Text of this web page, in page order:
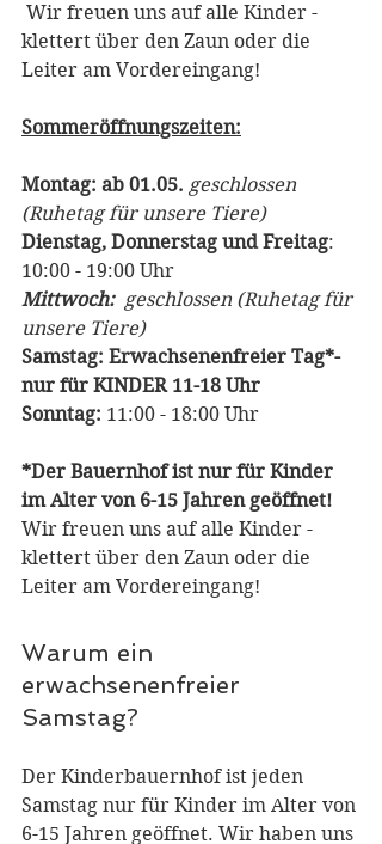
Wir freuen uns auf alle Kinder -
klettert über den Zaun oder die
Leiter am Vordereingang!
Sommeröffnungszeiten:
Montag: ab 01.05. geschlossen
(Ruhetag für unsere Tiere)
Dienstag, Donnerstag und Freitag:
10:00 - 19:00 Uhr
Mittwoch:
  geschlossen (Ruhetag für
unsere Tiere)
Samstag: Erwachsenenfreier Tag*-
nur für KINDER 11-18 Uhr
Sonntag: 11:00 - 18:00 Uhr
*Der Bauernhof ist nur für Kinder
im Alter von 6-15 Jahren geöffnet!
Wir freuen uns auf alle Kinder -
klettert über den Zaun oder die
Leiter am Vordereingang!
Warum ein
erwachsenenfreier
Samstag?
Der Kinderbauernhof ist jeden
Samstag nur für Kinder im Alter von
6-15 Jahren geöffnet. Wir haben uns